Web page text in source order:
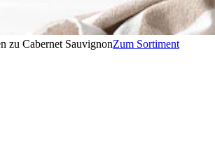
zu Cabernet SauvignonZum Sortiment